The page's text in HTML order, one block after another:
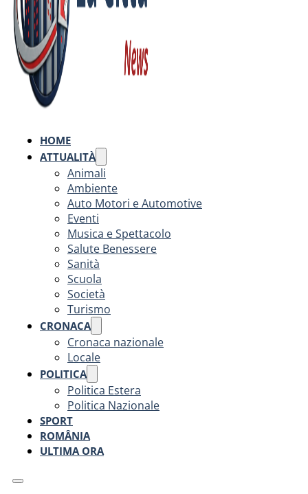
HOME
ATTUALITÀ
Animali
Ambiente
Auto Motori e Automotive
Eventi
Musica e Spettacolo
Salute Benessere
Sanità
Scuola
Società
Turismo
CRONACA
Cronaca nazionale
Locale
POLITICA
Politica Estera
Politica Nazionale
SPORT
ROMÂNIA
ULTIMA ORA